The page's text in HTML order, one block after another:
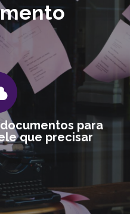
para
que precisar